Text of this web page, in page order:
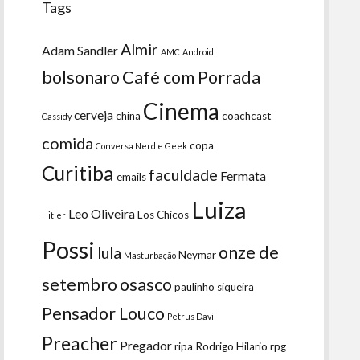
Tags
Adam Sandler Almir AMC Android
bolsonaroCafé com Porrada
Cassidy cervejachina Cinema coachcast
comida Conversa Nerd e Geek copa
Curitiba emails faculdade Fermata
Hitler Leo OliveiraLos Chicos Luiza
Possi lula Masturbação Neymar onze de
setembroosasco paulinho siqueira
Pensador Louco Petrus Davi
Preacher Pregadorripa Rodrigo Hilario rpg